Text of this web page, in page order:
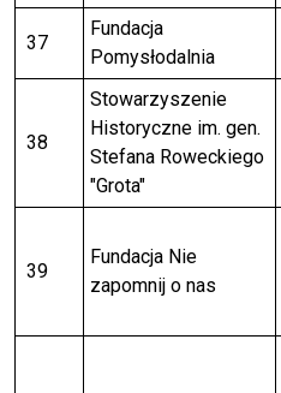
37
Fundacja
Pomysłodalnia
38
Stowarzyszenie
Historyczne im. gen.
Stefana Roweckiego
"Grota"
39
Fundacja Nie
zapomnij o nas